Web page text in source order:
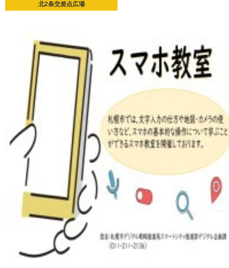
北2条交差点広場